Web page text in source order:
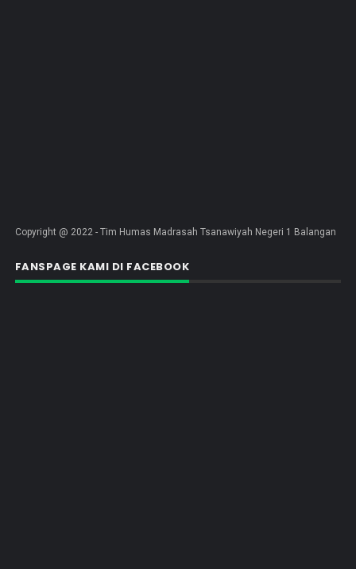
Copyright @ 2022 - Tim Humas Madrasah Tsanawiyah Negeri 1 Balangan
FANSPAGE KAMI DI FACEBOOK